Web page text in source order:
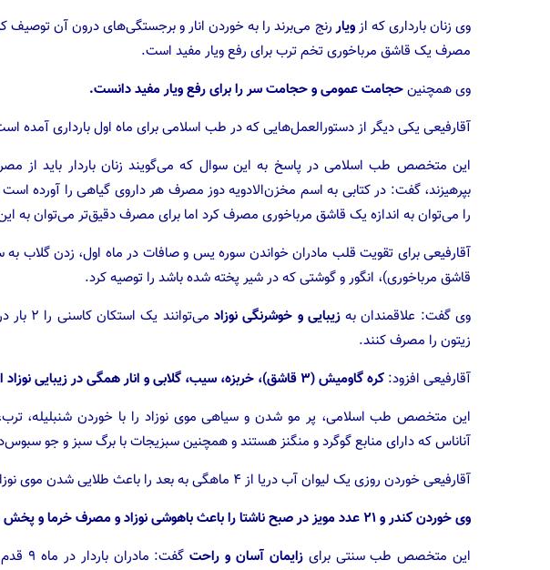
وی زنان بارداری که ازویار
مصرف یک قاشق مرباخوری تخم ترب برای رفع ویار مفید است.
وی همچنینحجامت عمومی و حجامت سر را برای رفع ویار مفید دانست.
آقارفیعی یکی دیگر از دستورالعمل‌هایی که در طب اسلامی برای ماه اول بارداری آمده است را خواندن ۴۰ بار
این متخصص طب اسلامی در پاسخ به این سوال که می‌گویند زنان باردار باید از
بپرهیزند، گفت: در کتابی به اسم مخزن‌الادویه دوز مصرف هر داروی گیاهی را آورده
را می‌توان به اندازه یک قاشق مرباخوری مصرف کرد اما برای مصرف دقیق‌تر می‌توان به
قاشق مرباخوری)، انگور و گوشتی که در شیر پخته شده باشد را توصیه کرد.
وی گفت: علاقمندان بهزیبایی و خوشرنگی نوزاد
زیتون را مصرف کنند.
آقارفیعی افزود: کره گاومیش (۳ قاشق)، خربزه، سیب، گلابی و انار همگی در زیبایی نوزاد اثرگذار هستند.
این متخصص طب اسلامی، پر مو شدن و سیاهی موی نوزاد را با خوردن شنبلیله،
آناناس که دارای منابع گوگرد و منگنز هستند و همچنین سبزیجات با برگ سبز و جو
آقارفیعی خوردن روزی یک لیوان آب دریا از ۴ ماهگی به بعد را باعث طلایی شدن موی نوزاد دانست.
وی خوردن کندر و ۲۱ عدد مویز در صبح ناشتا را باعث باهوشی نوزاد و مصرف خرما و پخش صوت قرآن را سبب شجاعت نوزاد دانست.
این متخصص طب سنتی برایزایمان آسان و راحت
گفت: